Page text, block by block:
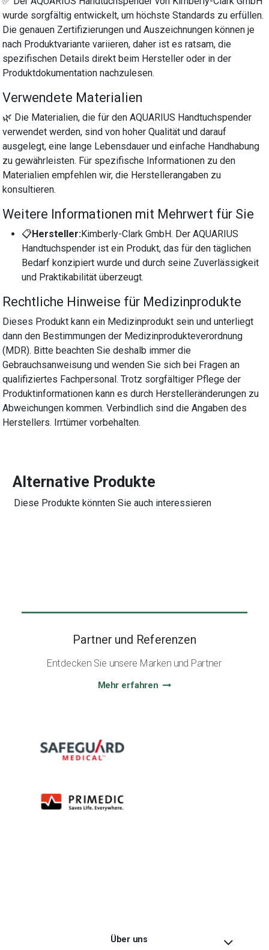
wurde sorgfältig entwickelt, um höchste Standards zu erfüllen.
Die genauen Zertifizierungen und Auszeichnungen können je
nach Produktvariante variieren, daher ist es ratsam, die
spezifischen Details direkt beim Hersteller oder in der
Produktdokumentation nachzulesen.
Verwendete Materialien
🌿 Die Materialien, die für den AQUARIUS Handtuchspender
verwendet werden, sind von hoher Qualität und darauf
ausgelegt, eine lange Lebensdauer und einfache Handhabung
zu gewährleisten. Für spezifische Informationen zu den
Materialien empfehlen wir, die Herstellerangaben zu
konsultieren.
Weitere Informationen mit Mehrwert für Sie
📋Hersteller:Kimberly-Clark GmbH. Der AQUARIUS
Handtuchspender ist ein Produkt, das für den täglichen
Bedarf konzipiert wurde und durch seine Zuverlässigkeit
und Praktikabilität überzeugt.
Rechtliche Hinweise für Medizinprodukte
Dieses Produkt kann ein Medizinprodukt sein und unterliegt
dann den Bestimmungen der Medizinprodukteverordnung
(MDR). Bitte beachten Sie deshalb immer die
Gebrauchsanweisung und wenden Sie sich bei Fragen an
qualifiziertes Fachpersonal. Trotz sorgfältiger Pflege der
Produktinformationen kann es durch Herstelleränderungen zu
Abweichungen kommen. Verbindlich sind die Angaben des
Herstellers. Irrtümer vorbehalten.
Alternative Produkte
Diese Produkte könnten Sie auch interessieren
Partner und Referenzen
Entdecken Sie unsere Marken und Partner
Mehr erfahren
Über uns